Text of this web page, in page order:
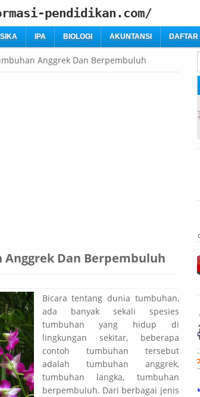
pendidikan.com/
IPA BIOLOGI AKUNTANSI DAFTAR
Anggrek Dan Berpembuluh
Anggrek Dan Berpembuluh
Bicara tentang dunia tumbuhan,
ada banyak sekali spesies
tumbuhan yang hidup di
lingkungan sekitar, beberapa
contoh tumbuhan tersebut
adalah tumbuhan anggrek,
tumbuhan langka, tumbuhan
berpembuluh. Dari berbagai jenis